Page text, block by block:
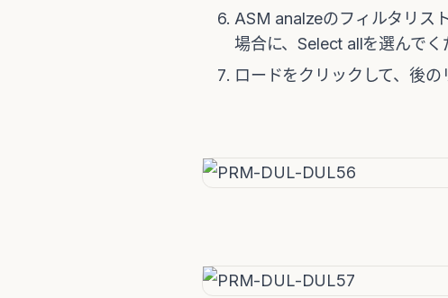
ASM analzeのフィルタリス
場合に、Select allを選んでく
ロードをクリックして、後の